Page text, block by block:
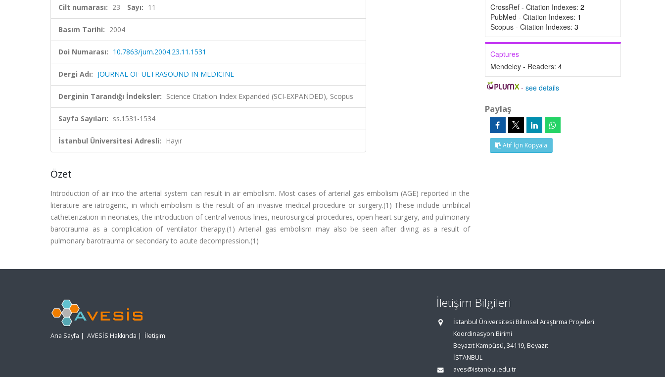
Cilt numarası: 23 Sayı: 11
Basım Tarihi: 2004
Doi Numarası: 10.7863/jum.2004.23.11.1531
Dergi Adı: JOURNAL OF ULTRASOUND IN MEDICINE
Derginin Tarandığı İndeksler: Science Citation Index Expanded (SCI-EXPANDED), Scopus
Sayfa Sayıları: ss.1531-1534
İstanbul Üniversitesi Adresli: Hayır
Özet
Introduction of air into the arterial system can result in air embolism. Most cases of arterial gas embolism (AGE) reported in the
literature are iatrogenic, in which embolism is the result of an invasive medical procedure or surgery.(1) These include umbilical
catheterization in neonates, the introduction of central venous lines, neurosurgical procedures, open heart surgery, and pulmonary
barotrauma as a complication of ventilator therapy.(1) Arterial gas embolism may also be seen after diving as a result of
pulmonary barotrauma or secondary to acute decompression.(1)
CrossRef - Citation Indexes: 2
PubMed - Citation Indexes: 1
Scopus - Citation Indexes: 3
Captures
Mendeley - Readers: 4
-see details
Paylaş
Atıf İçin Kopyala
Ana Sayfa | AVESİS Hakkında | İletişim
İletişim Bilgileri
İstanbul Üniversitesi Bilimsel Araştırma Projeleri
Koordinasyon Birimi
Beyazıt Kampüsü, 34119, Beyazıt
İSTANBUL
aves@istanbul.edu.tr